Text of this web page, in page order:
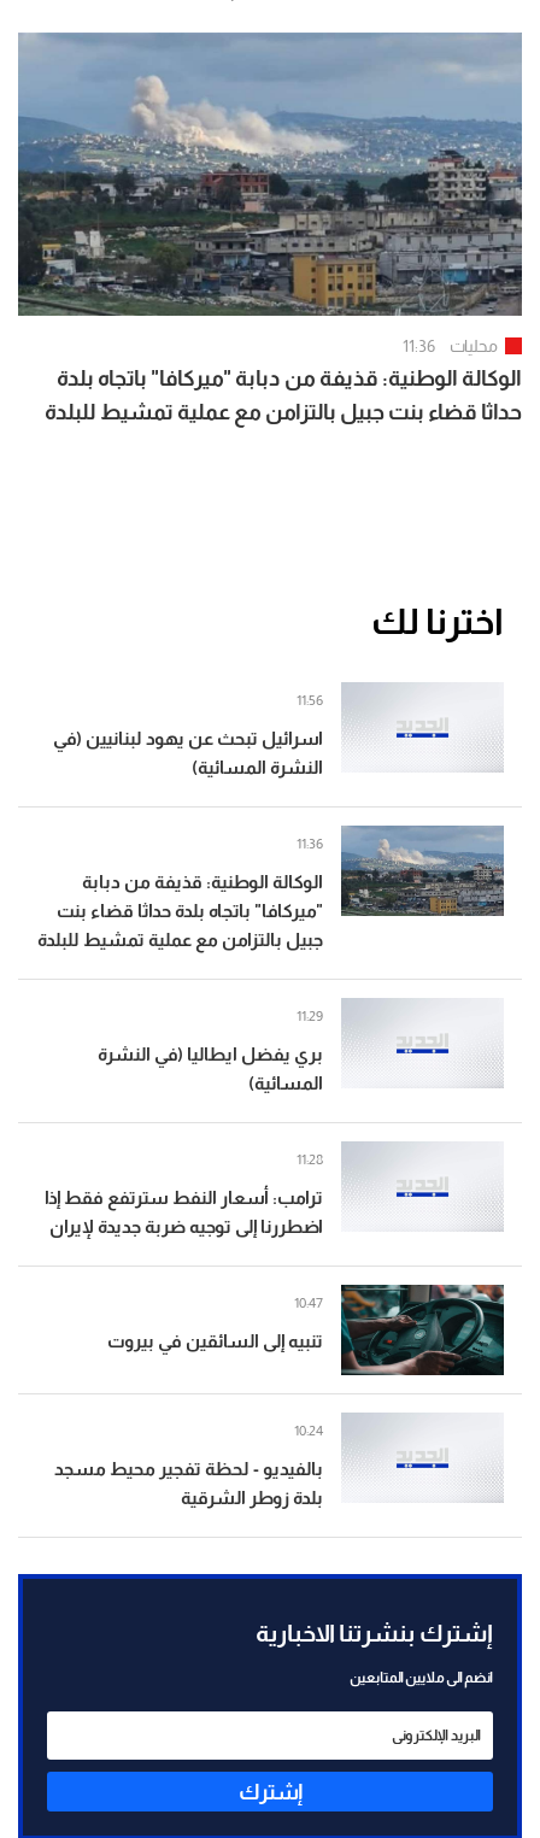
محليات 11:36
الوكالة الوطنية: قذيفة من دبابة "ميركافا" باتجاه بلدة
حداثا قضاء بنت جبيل بالتزامن مع عملية تمشيط للبلدة
اخترنا لك
اسرائيل تبحث عن يهود لبنانيين (في
النشرة المسائية)
11:56
الوكالة الوطنية: قذيفة من دبابة
"ميركافا" باتجاه بلدة حداثا قضاء بنت
جبيل بالتزامن مع عملية تمشيط للبلدة
11:36
بري يفضل ايطاليا (في النشرة
المسائية)
11:29
ترامب: أسعار النفط سترتفع فقط إذا
اضطررنا إلى توجيه ضربة جديدة لإيران
11:28
تنبيه إلى السائقين في بيروت
10:47
بالفيديو - لحظة تفجير محيط مسجد
بلدة زوطر الشرقية
10:24
إشترك بنشرتنا الاخبارية
انضم الى ملايين المتابعين
إشترك